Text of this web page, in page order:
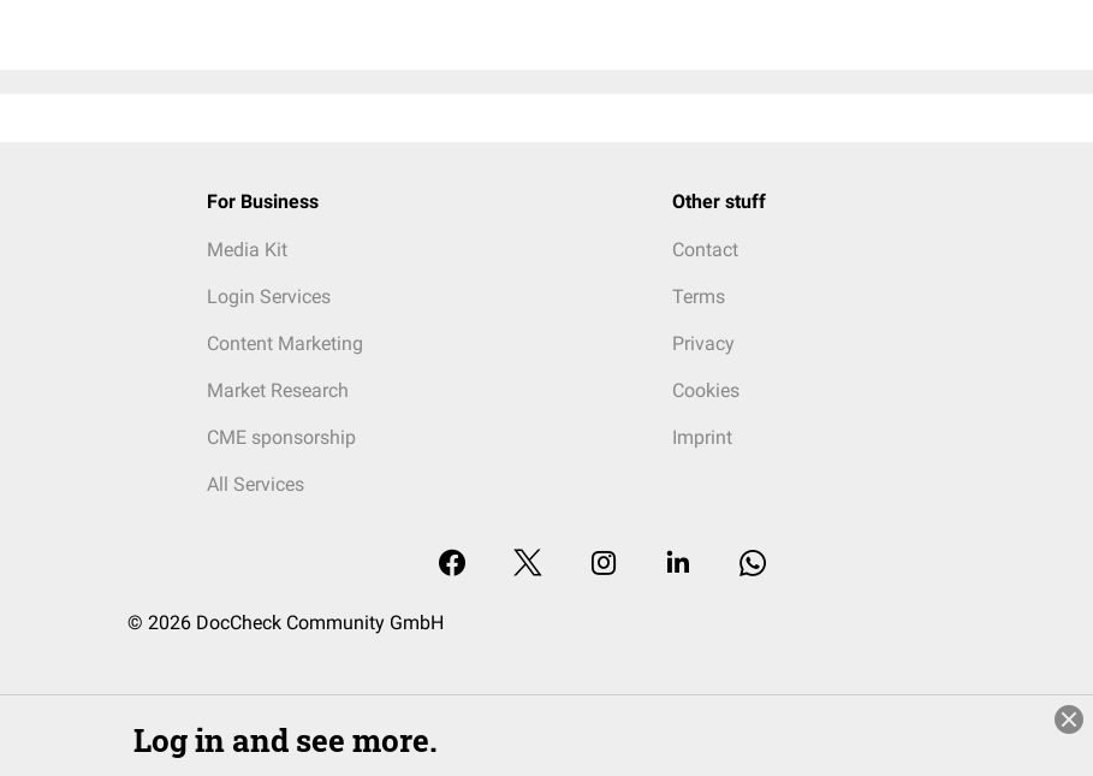
For Business
Media Kit
Login Services
Content Marketing
Market Research
CME sponsorship
All Services
Other stuff
Contact
Terms
Privacy
Cookies
Imprint
© 2026 DocCheck Community GmbH
Log in and see more.